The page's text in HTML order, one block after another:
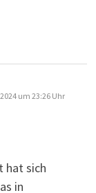
um 23:26 Uhr
hat sich
in